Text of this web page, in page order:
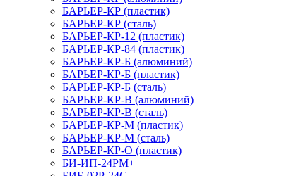
БАРЬЕР-КР (пластик)
БАРЬЕР-КР (сталь)
БАРЬЕР-КР-12 (пластик)
БАРЬЕР-КР-84 (пластик)
БАРЬЕР-КР-Б (алюминий)
БАРЬЕР-КР-Б (пластик)
БАРЬЕР-КР-Б (сталь)
БАРЬЕР-КР-В (алюминий)
БАРЬЕР-КР-В (сталь)
БАРЬЕР-КР-М (пластик)
БАРЬЕР-КР-М (сталь)
БАРЬЕР-КР-О (пластик)
БИ-ИП-24РМ+